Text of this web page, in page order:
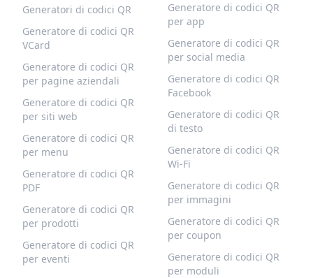
Generatori di codici QR
Generatore di codici QR
VCard
Generatore di codici QR
per pagine aziendali
Generatore di codici QR
per siti web
Generatore di codici QR
per menu
Generatore di codici QR
PDF
Generatore di codici QR
per prodotti
Generatore di codici QR
per eventi
Generatore di codici QR
per app
Generatore di codici QR
per social media
Generatore di codici QR
Facebook
Generatore di codici QR
di testo
Generatore di codici QR
Wi-Fi
Generatore di codici QR
per immagini
Generatore di codici QR
per coupon
Generatore di codici QR
per moduli